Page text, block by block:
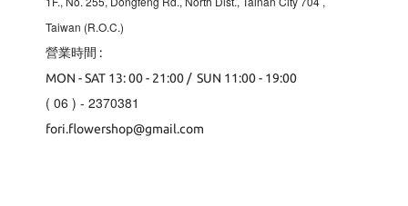
Taiwan (R.O.C.)
營業時間 :
MON - SAT 13: 00 - 21:00 / SUN 11:00 - 19:00
( 06 ) - 2370381
fori.flowershop@gmail.com